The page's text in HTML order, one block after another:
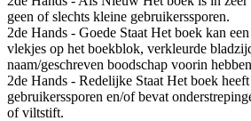
geen of slechts kleine gebruikerssporen.
2de Hands - Goede Staat Het boek kan
vlekjes op het boekblok, verkleurde
naam/geschreven boodschap voorin
2de Hands - Redelijke Staat Het boek
gebruikerssporen en/of bevat
of viltstift.